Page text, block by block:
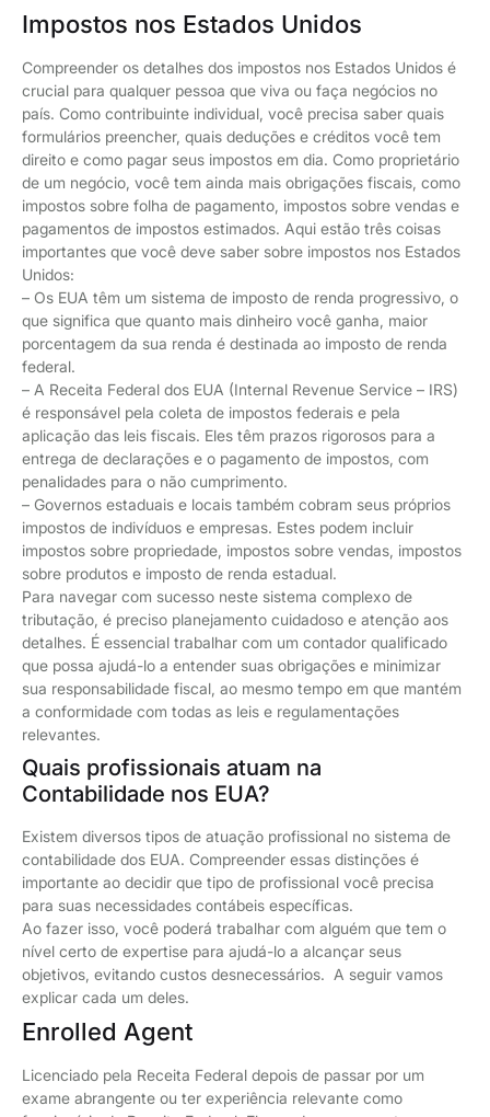
Impostos nos Estados Unidos
Compreender os detalhes dos impostos nos Estados Unidos é
crucial para qualquer pessoa que viva ou faça negócios no
país. Como contribuinte individual, você precisa saber quais
formulários preencher, quais deduções e créditos você tem
direito e como pagar seus impostos em dia. Como proprietário
de um negócio, você tem ainda mais obrigações fiscais, como
impostos sobre folha de pagamento, impostos sobre vendas e
pagamentos de impostos estimados. Aqui estão três coisas
importantes que você deve saber sobre impostos nos Estados
Unidos:
– Os EUA têm um sistema de imposto de renda progressivo, o
que significa que quanto mais dinheiro você ganha, maior
porcentagem da sua renda é destinada ao imposto de renda
federal.
– A Receita Federal dos EUA (Internal Revenue Service – IRS)
é responsável pela coleta de impostos federais e pela
aplicação das leis fiscais. Eles têm prazos rigorosos para a
entrega de declarações e o pagamento de impostos, com
penalidades para o não cumprimento.
– Governos estaduais e locais também cobram seus próprios
impostos de indivíduos e empresas. Estes podem incluir
impostos sobre propriedade, impostos sobre vendas, impostos
sobre produtos e imposto de renda estadual.
Para navegar com sucesso neste sistema complexo de
tributação, é preciso planejamento cuidadoso e atenção aos
detalhes. É essencial trabalhar com um contador qualificado
que possa ajudá-lo a entender suas obrigações e minimizar
sua responsabilidade fiscal, ao mesmo tempo em que mantém
a conformidade com todas as leis e regulamentações
relevantes.
Quais profissionais atuam na
Contabilidade nos EUA?
Existem diversos tipos de atuação profissional no sistema de
contabilidade dos EUA. Compreender essas distinções é
importante ao decidir que tipo de profissional você precisa
para suas necessidades contábeis específicas.
Ao fazer isso, você poderá trabalhar com alguém que tem o
nível certo de expertise para ajudá-lo a alcançar seus
objetivos, evitando custos desnecessários. A seguir vamos
explicar cada um deles.
Enrolled Agent
Licenciado pela Receita Federal depois de passar por um
exame abrangente ou ter experiência relevante como